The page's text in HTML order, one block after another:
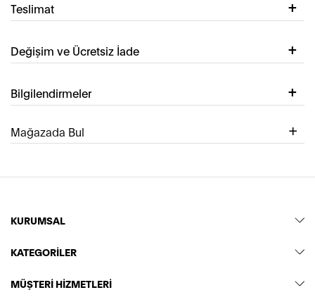
Teslimat
Değişim ve Ücretsiz İade
Bilgilendirmeler
Mağazada Bul
KURUMSAL
KATEGORİLER
MÜŞTERİ HİZMETLERİ